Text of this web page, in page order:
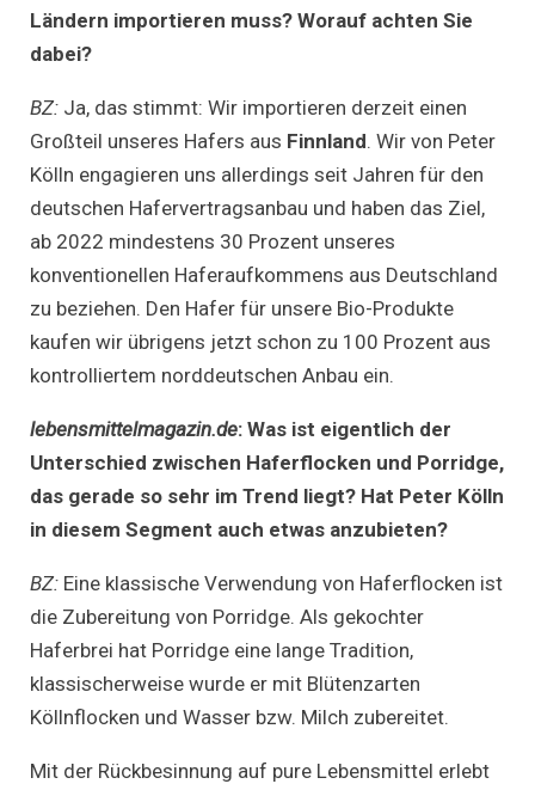
Ländern importieren muss? Worauf achten Sie
dabei?
BZ: Ja, das stimmt: Wir importieren derzeit einen
Großteil unseres Hafers aus Finnland. Wir von Peter
Kölln engagieren uns allerdings seit Jahren für den
deutschen Hafervertragsanbau und haben das Ziel,
ab 2022 mindestens 30 Prozent unseres
konventionellen Haferaufkommens aus Deutschland
zu beziehen. Den Hafer für unsere Bio-Produkte
kaufen wir übrigens jetzt schon zu 100 Prozent aus
kontrolliertem norddeutschen Anbau ein.
lebensmittelmagazin.de: Was ist eigentlich der
Unterschied zwischen Haferflocken und Porridge,
das gerade so sehr im Trend liegt? Hat Peter Kölln
in diesem Segment auch etwas anzubieten?
BZ: Eine klassische Verwendung von Haferflocken ist
die Zubereitung von Porridge. Als gekochter
Haferbrei hat Porridge eine lange Tradition,
klassischerweise wurde er mit Blütenzarten
Köllnflocken und Wasser bzw. Milch zubereitet.
Mit der Rückbesinnung auf pure Lebensmittel erlebt